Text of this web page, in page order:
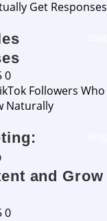
0
and Grow
0